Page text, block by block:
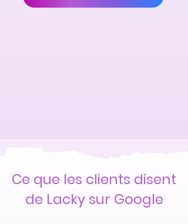
Ce que les clients disent
de Lacky sur Google